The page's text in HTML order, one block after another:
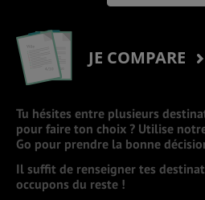
JE COMPARE
Tu hésites entre plusieurs
pour faire ton choix ? Utilise
Go pour prendre la bonne
Il suffit de renseigner tes
occupons du reste !